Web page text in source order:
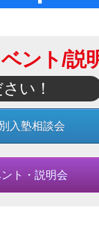
ント/説
い！
入塾相談会
ト・説明会